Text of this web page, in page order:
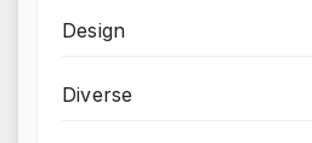
Design
Diverse